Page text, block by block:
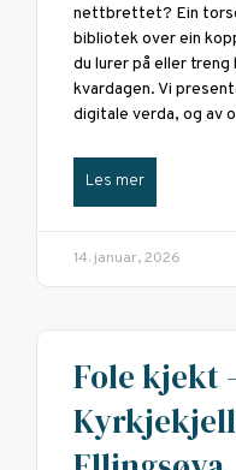
nettbrettet? Ein
bibliotek over ein
du lurer på eller
kvardagen. Vi
digitale verda, og av
Les mer
14. januar, 2026
Fole kjekt